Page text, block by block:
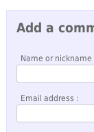
Add a
Name or nickname
Email address :